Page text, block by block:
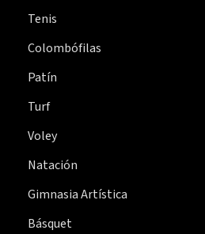
Tenis
Colombófilas
Patín
Turf
Voley
Natación
Gimnasia Artística
Básquet